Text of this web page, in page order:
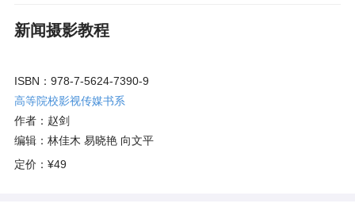
新闻摄影教程
ISBN：978-7-5624-7390-9
高等院校影视传媒书系
作者：赵剑
编辑：林佳木 易晓艳 向文平
定价： ¥49